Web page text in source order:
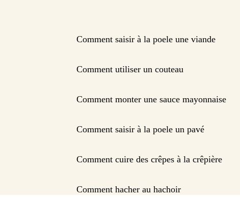
Comment saisir à la poele une viande
Comment utiliser un couteau
Comment monter une sauce mayonnaise
Comment saisir à la poele un pavé
Comment cuire des crêpes à la crêpière
Comment hacher au hachoir